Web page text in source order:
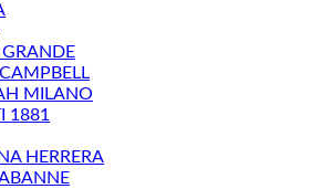
MILANO
1881
HERRERA